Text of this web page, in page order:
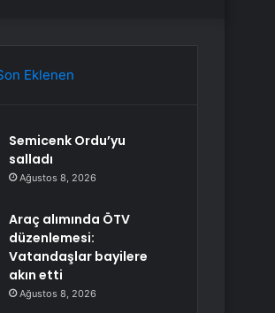
Eklenen
Semicenk Ordu’yu
salladı
Ağustos 8, 2026
Araç alımında ÖTV
düzenlemesi:
Vatandaşlar bayilere
akın etti
Ağustos 8, 2026